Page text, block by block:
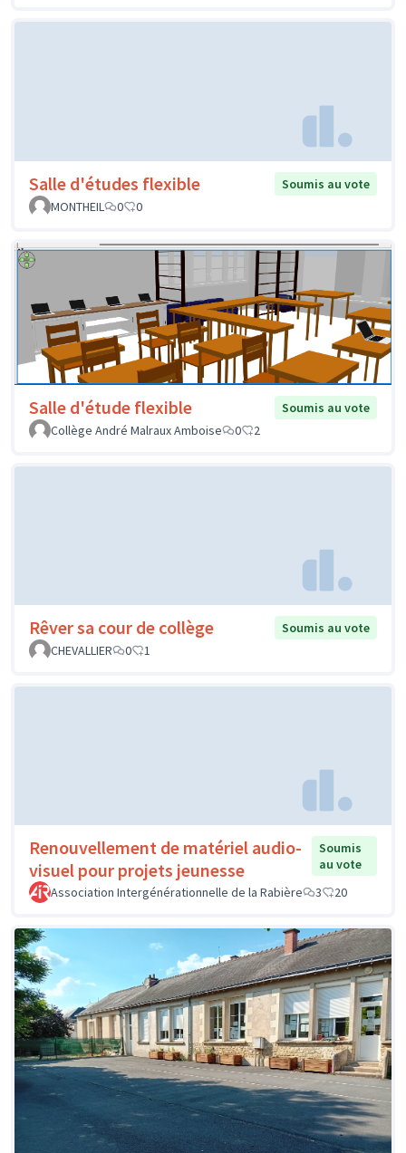
Salle d'études flexible
Soumis au vote
MONTHEIL
0 0
Salle d'étude flexible
Soumis au vote
Collège André Malraux Amboise
0 2
Rêver sa cour de collège
Soumis au vote
CHEVALLIER
0 1
Renouvellement de matériel audio-
visuel pour projets jeunesse
Soumis
au vote
Association Intergénérationnelle de la Rabière
3 20